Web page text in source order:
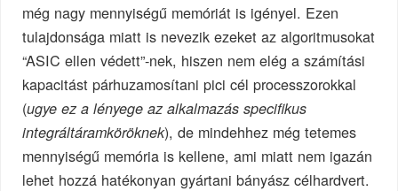
még nagy mennyiségű memóriát is igényel. Ezen
tulajdonsága miatt is nevezik ezeket az algoritmusokat
“ASIC ellen védett”-nek, hiszen nem elég a számítási
kapacitást párhuzamosítani pici cél processzorokkal
(ugye ez a lényege az alkalmazás specifikus
integráltáramköröknek), de mindehhez még tetemes
mennyiségű memória is kellene, ami miatt nem igazán
lehet hozzá hatékonyan gyártani bányász célhardvert.